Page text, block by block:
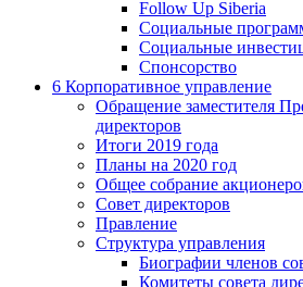
Follow Up Siberia
Социальные
Социальные
Спонсорство
6 Корпоративное управление
Обращение заместителя
директоров
Итоги 2019 года
Планы на 2020 год
Общее собрание
Совет директоров
Правление
Структура управления
Биографии членов
Комитеты совета